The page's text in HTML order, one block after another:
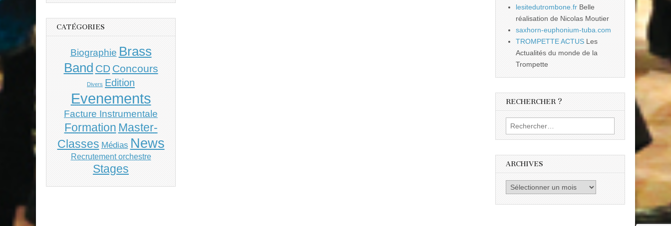
CATÉGORIES
Biographie Brass
Band CD Concours
Divers Edition
Evenements
Facture Instrumentale
Formation Master-
Classes Médias News
Recrutement orchestre
Stages
lesitedutrombone.fr Belle
réalisation de Nicolas Moutier
saxhorn-euphonium-tuba.com
TROMPETTE ACTUS Les
Actualités du monde de la
Trompette
RECHERCHER ?
Rechercher :
ARCHIVES
Archives